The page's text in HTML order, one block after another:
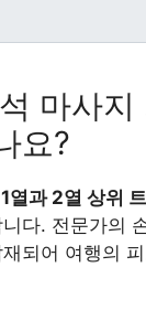
마사
요?
1열과 2열 상위
다. 전문가의
되어 여행의